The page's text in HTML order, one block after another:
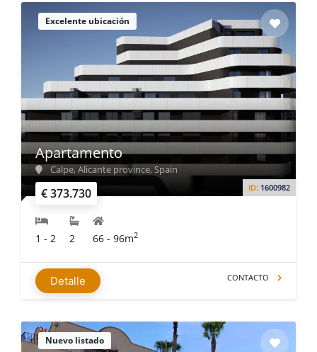
Excelente ubicación
€ 373.730 ID: 1600982
Apartamento
Calpe, Alicante province, Spain
1 - 2 2 66 - 96m2
Detalle CONTACTO
Nuevo listado